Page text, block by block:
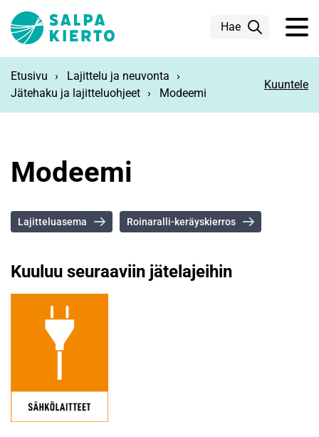
Hae
Etusivu
Lajittelu ja neuvonta
Jätehaku ja lajitteluohjeet
Modeemi
Kuuntele
Modeemi
Lajitteluasema Roinaralli-keräyskierros
Kuuluu seuraaviin jätelajeihin